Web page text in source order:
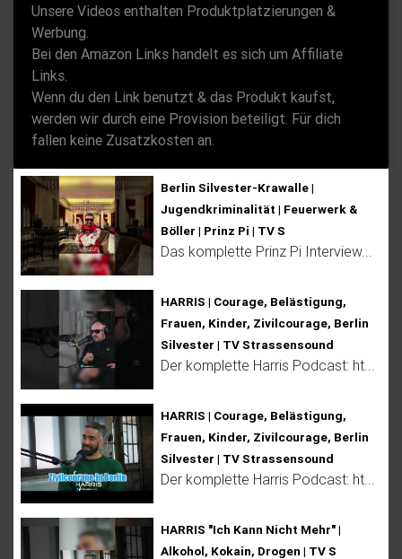
Unsere Videos enthalten Produktplatzierungen &
Werbung.
Bei den Amazon Links handelt es sich um Affiliate
Links.
Wenn du den Link benutzt & das Produkt kaufst,
werden wir durch eine Provision beteiligt. Für dich
fallen keine Zusatzkosten an.
Berlin Silvester-Krawalle |
Jugendkriminalität | Feuerwerk &
Böller | Prinz Pi | TV S
Das komplette Prinz Pi Interview...
HARRIS | Courage, Belästigung,
Frauen, Kinder, Zivilcourage, Berlin
Silvester | TV Strassensound
Der komplette Harris Podcast: ht...
HARRIS | Courage, Belästigung,
Frauen, Kinder, Zivilcourage, Berlin
Silvester | TV Strassensound
Der komplette Harris Podcast: ht...
HARRIS "Ich Kann Nicht Mehr" |
Alkohol, Kokain, Drogen | TV S